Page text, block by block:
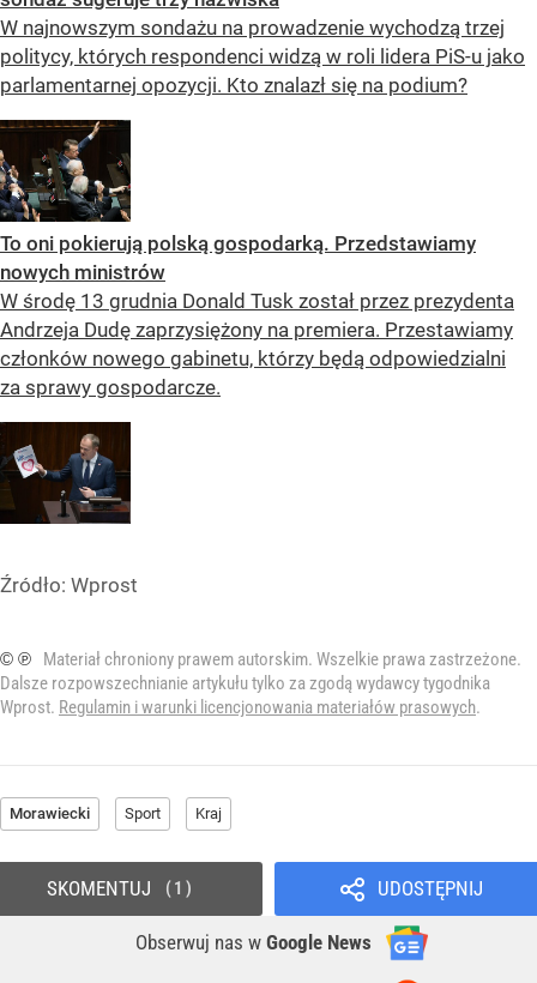
W najnowszym sondażu na prowadzenie wychodzą trzej
politycy, których respondenci widzą w roli lidera PiS-u jako
parlamentarnej opozycji. Kto znalazł się na podium?
To oni pokierują polską gospodarką. Przedstawiamy
nowych ministrów
W środę 13 grudnia Donald Tusk został przez prezydenta
Andrzeja Dudę zaprzysiężony na premiera. Przestawiamy
członków nowego gabinetu, którzy będą odpowiedzialni
za sprawy gospodarcze.
Źródło: Wprost
© ℗
Materiał chroniony prawem autorskim. Wszelkie prawa zastrzeżone.
Dalsze rozpowszechnianie artykułu tylko za zgodą wydawcy tygodnika
Wprost. Regulamin i warunki licencjonowania materiałów prasowych.
Morawiecki Sport Kraj
UDOSTĘPNIJ
Obserwuj nas w Google News
SKOMENTUJ 1